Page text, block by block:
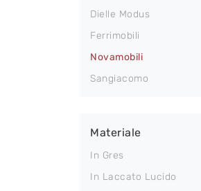
Dielle Modus
Ferrimobili
Novamobili
Sangiacomo
Materiale
In Gres
In Laccato Lucido